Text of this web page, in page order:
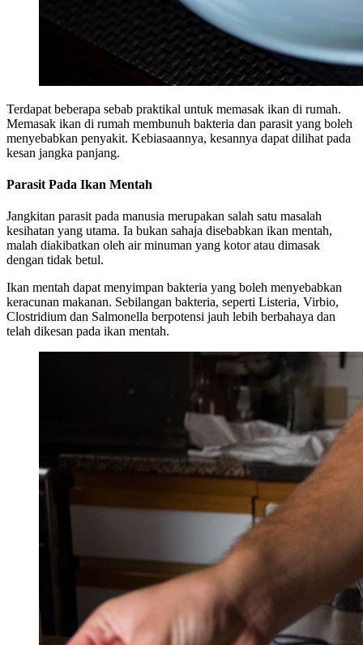
Terdapat beberapa sebab praktikal untuk memasak ikan di rumah.
Memasak ikan di rumah membunuh bakteria dan parasit yang boleh
menyebabkan penyakit. Kebiasaannya, kesannya dapat dilihat pada
kesan jangka panjang.
Parasit Pada Ikan Mentah
Jangkitan parasit pada manusia merupakan salah satu masalah
kesihatan yang utama. Ia bukan sahaja disebabkan ikan mentah,
malah diakibatkan oleh air minuman yang kotor atau dimasak
dengan tidak betul.
Ikan mentah dapat menyimpan bakteria yang boleh menyebabkan
keracunan makanan. Sebilangan bakteria, seperti Listeria, Virbio,
Clostridium dan Salmonella berpotensi jauh lebih berbahaya dan
telah dikesan pada ikan mentah.